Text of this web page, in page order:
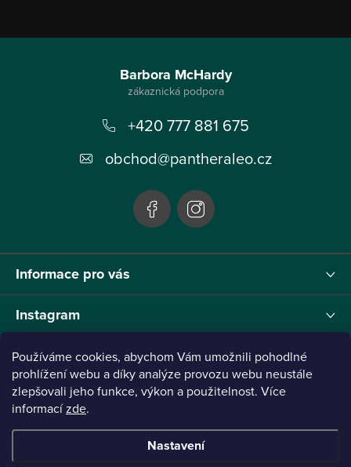
Používáme cookies, abychom Vám umožnili pohodlné
prohlížení webu a díky analýze provozu webu neustále
zlepšovali jeho funkce, výkon a použitelnost. Více
informacízde.
Nastavení
Informace pro vás
Instagram
Barbora McHardy
+420 777 881 675
obchod@pantheraleo.cz
Tento projekt byl realizován pod reg.č. 0380001205 s názvem Panthera Leo
zaměřený na inovaci webu a marketingových nástrojů financovaný Evropskou Unií -